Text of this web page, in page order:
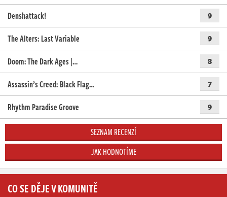
Denshattack! 9
The Alters: Last Variable 9
Doom: The Dark Ages |… 8
Assassin’s Creed: Black Flag… 7
Rhythm Paradise Groove 9
SEZNAM RECENZÍ
JAK HODNOTÍME
CO SE DĚJE V KOMUNITĚ